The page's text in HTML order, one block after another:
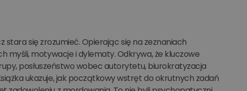
stara się zrozumieć. Opierając się na zeznaniach
myśli, motywacje i dylematy. Odkrywa, że kluczowe
posłuszeństwo wobec autorytetu, biurokratyzacja
ukazuje, jak początkowy wstręt do okrutnych zadań